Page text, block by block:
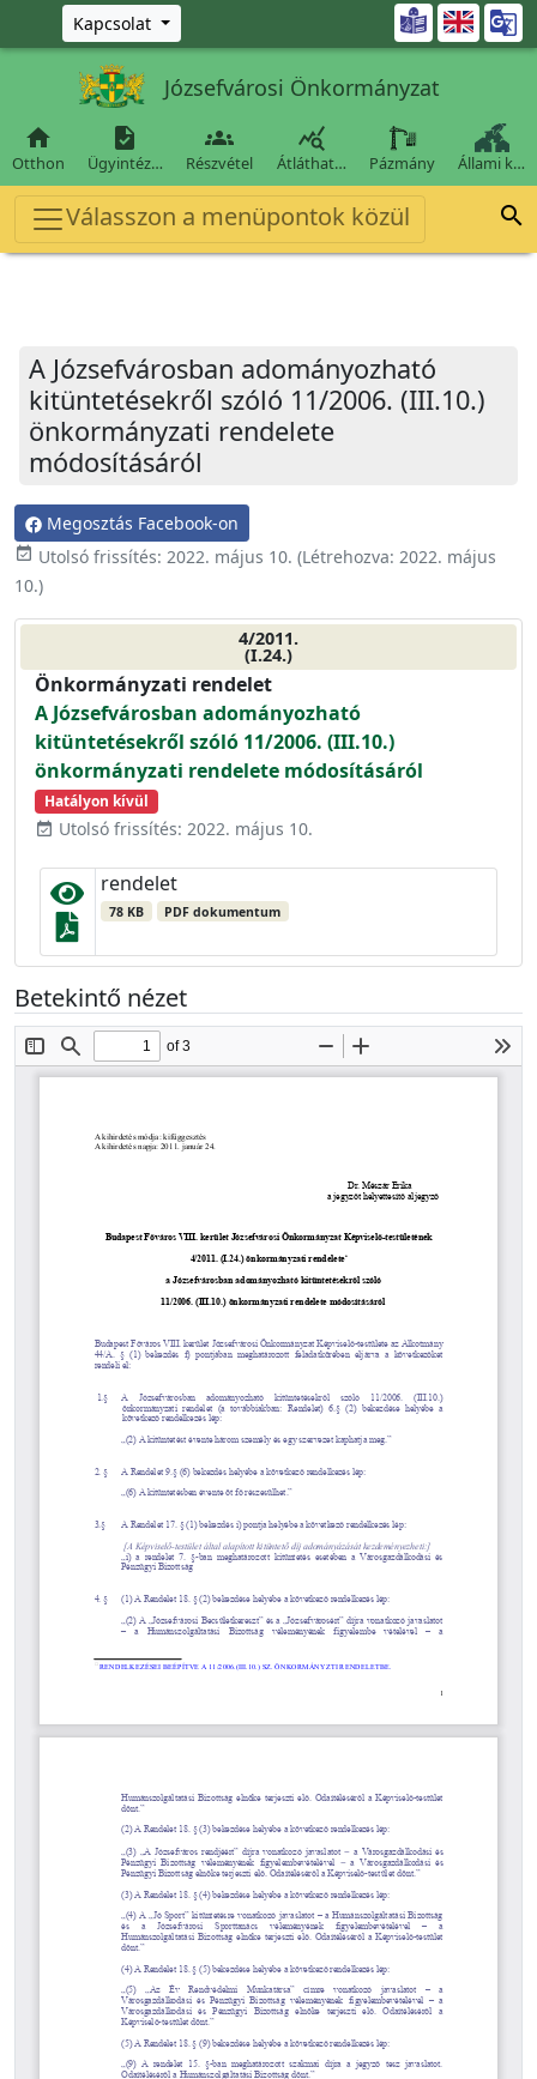
Ugrás a fő tartalomra
Kapcsolat 
Józsefvárosi Önkormányzat

Otthon

Ügyintéz…

Részvétel

Átláthat… Pázmány Állami k…
Válasszon a menüpontok közül 
A Józsefvárosban adományozható
kitüntetésekről szóló 11/2006. (III.10.)
önkormányzati rendelete
módosításáról
Megosztás Facebook-on
event_available Utolsó frissítés: 2022. május 10. (Létrehozva: 2022. május
10.)
4/2011.
(I.24.)
Önkormányzati rendelet
A Józsefvárosban adományozható
kitüntetésekről szóló 11/2006. (III.10.)
önkormányzati rendelete módosításáról
Hatályon kívül
event_available Utolsó frissítés: 2022. május 10.
rendelet
78 KB PDF dokumentum
Betekintő nézet